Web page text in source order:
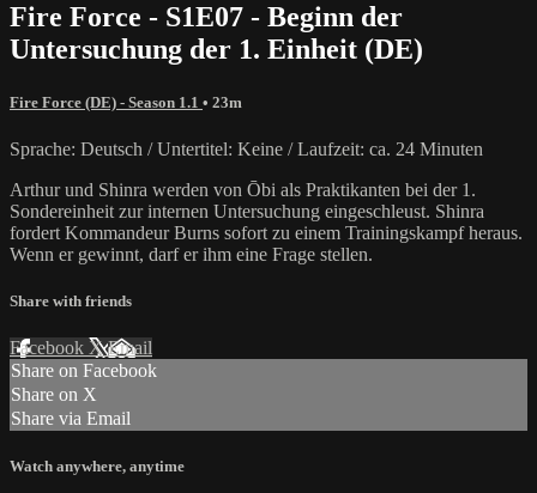
Fire Force - S1E07 - Beginn der
Untersuchung der 1. Einheit (DE)
Fire Force (DE) - Season 1.1 • 23m
Sprache: Deutsch / Untertitel: Keine / Laufzeit: ca. 24 Minuten
Arthur und Shinra werden von Ōbi als Praktikanten bei der 1.
Sondereinheit zur internen Untersuchung eingeschleust. Shinra
fordert Kommandeur Burns sofort zu einem Trainingskampf heraus.
Wenn er gewinnt, darf er ihm eine Frage stellen.
Share with friends
Facebook XEmail
Share on Facebook
Share on X
Share via Email
Watch anywhere, anytime